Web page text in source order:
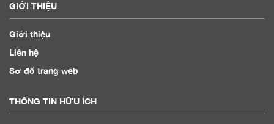
GIỚI THIỆU
Giới thiệu
Liên hệ
Sơ đồ trang web
THÔNG TIN HỮU ÍCH